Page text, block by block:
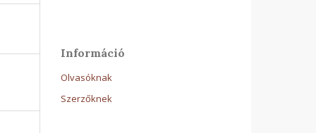
Információ
Olvasóknak
Szerzőknek